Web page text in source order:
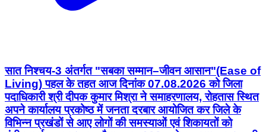
सात निश्चय-3 अंतर्गत "सबका सम्मान–जीवन आसान"(Ease of
Living) पहल के तहत आज दिनांक 07.08.2026 को जिला
पदाधिकारी श्री दीपक कुमार मिश्रा ने समाहरणालय, रोहतास स्थित
अपने कार्यालय प्रकोष्ठ में जनता दरबार आयोजित कर जिले के
विभिन्न प्रखंडों से आए लोगों की समस्याओं एवं शिकायतों को